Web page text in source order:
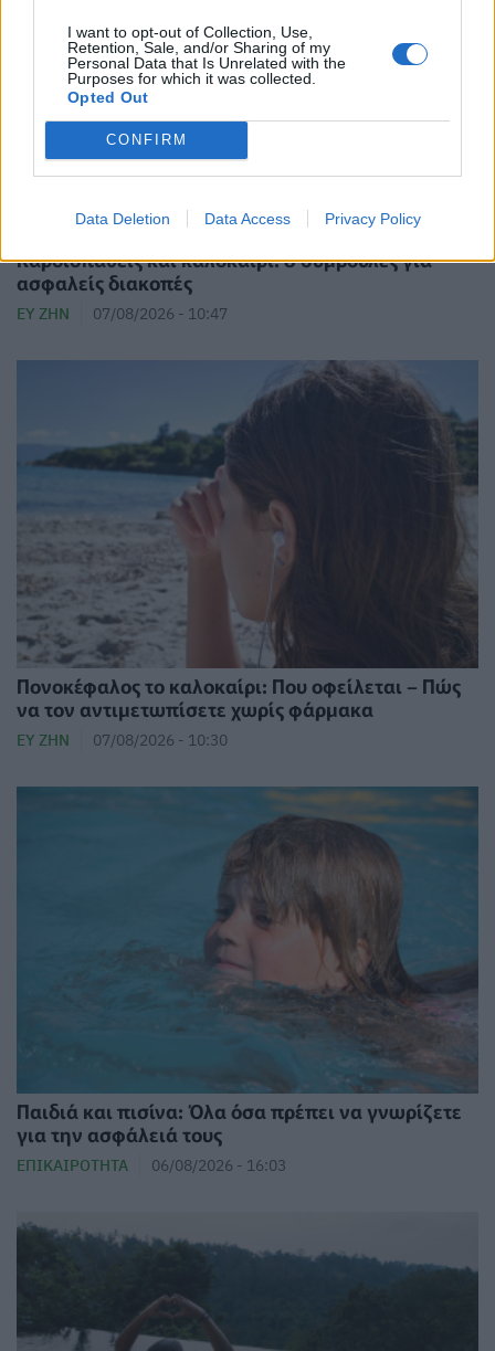
I want to opt-out of Collection, Use,
Retention, Sale, and/or Sharing of my
Personal Data that Is Unrelated with the
Purposes for which it was collected.
Opted Out
CONFIRM
Data Deletion Data Access Privacy Policy
Καρδιοπαθείς και καλοκαίρι: 8 συμβουλές για
ασφαλείς διακοπές
ΕΥ ΖΗΝ 07/08/2026 - 10:47
Πονοκέφαλος το καλοκαίρι: Που οφείλεται – Πώς
να τον αντιμετωπίσετε χωρίς φάρμακα
ΕΥ ΖΗΝ 07/08/2026 - 10:30
Παιδιά και πισίνα: Όλα όσα πρέπει να γνωρίζετε
για την ασφάλειά τους
ΕΠΙΚΑΙΡΌΤΗΤΑ 06/08/2026 - 16:03